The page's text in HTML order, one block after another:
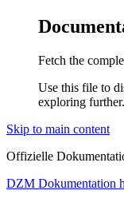
Fetch the
Use this file to
exploring further.
Skip to main content
Offizielle
DZM Dokumentation